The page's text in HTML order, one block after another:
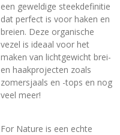
een geweldige steekdefinitie
dat perfect is voor haken en
breien. Deze organische
vezel is ideaal voor het
maken van lichtgewicht brei-
en haakprojecten zoals
zomersjaals en -tops en nog
veel meer!
For Nature is een echte